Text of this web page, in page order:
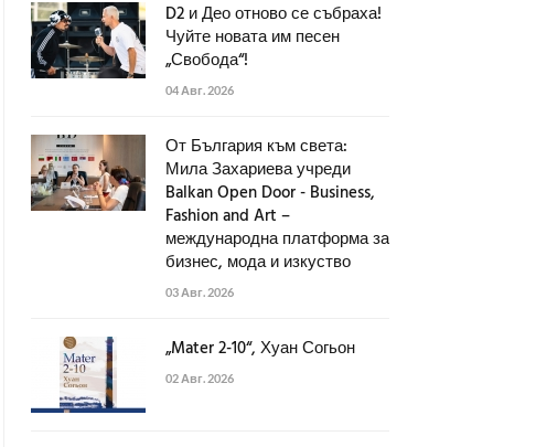
D2 и Део отново се събраха!
Чуйте новата им песен
„Свобода“!
04 Авг. 2026
От България към света:
Мила Захариева учреди
Balkan Open Door - Business,
Fashion and Art –
международна платформа за
бизнес, мода и изкуство
03 Авг. 2026
„Mater 2-10“, Хуан Согьон
02 Авг. 2026